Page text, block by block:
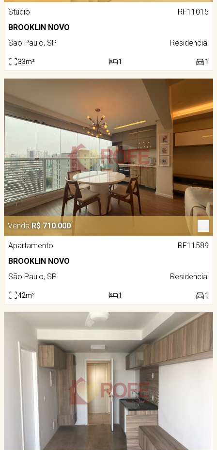
Studio
RF11015
BROOKLIN NOVO
São Paulo, SP
Residencial
33m² 1 1
Venda R$ 710.000
Apartamento
RF11589
BROOKLIN NOVO
São Paulo, SP
Residencial
42m² 1 1